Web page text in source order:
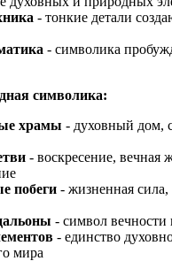
- тонкие детали
- символика
символика:
храмы - духовный дом,
- воскресение, вечная
побеги - жизненная
- символ вечности
- единство
мира